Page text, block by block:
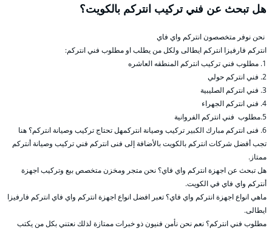
هل تبحث عن فني تركيب انتركم بالكويت؟
نحن نوفر متخصصون انتركم واي فاي
انتركم فارفيزا انتركم ايطالى ولكل من يطلب او مطلوب فني انتركم:
1. مطلوب فني تركيب انتركم المنطقه العاشره
2. فني انتركم حولي
3. فني انتركم الصليبية
4. فني انتركم الجهراء
5.مطلوب فني انتركم الفروانية
6. فنى انتركم مبارك الكبير تركيب وصيانة انتركمهل تحتاج تركيب وصيانة انتركم؟ هنا
تجب أفضل شركات انتركم بالكويت بالأضافة إلى فنى انتركم فني تركيب وصيانة أنتركم
ممتاز.
هل تبحث عن اجهزة انتركم واي فاي؟ نحن متجر ومخزن متخصص بيع وتركيب اجهزة
أنتركم واي فاي في الكويت.
ماهي انواع اجهزة انتركم واي فاي؟ تعبر افضل انواع اجهزة انتركم واي فاي انتركم فارفيزا
ايطالى.
مطلوب فني انتركم؟ نعم نحن نأمن فنيون ذو خبرات ممتازة لذلك نعتني بكل من يكتب